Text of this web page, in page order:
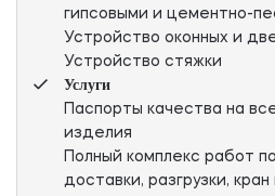
гипсовыми и цементно-
Устройство оконных и
Устройство стяжки
Услуги
Паспорты качества на
изделия
Полный комплекс работ
доставки, разгрузки, кран